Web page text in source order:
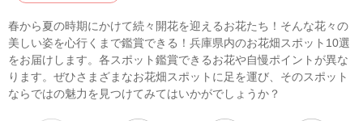
春から夏の時期にかけて続々開花を迎えるお花たち！そんな花々の
美しい姿を心行くまで鑑賞できる！兵庫県内のお花畑スポット10選
をお届けします。各スポット鑑賞できるお花や自慢ポイントが異な
ります。ぜひさまざまなお花畑スポットに足を運び、そのスポット
ならではの魅力を見つけてみてはいかがでしょうか？